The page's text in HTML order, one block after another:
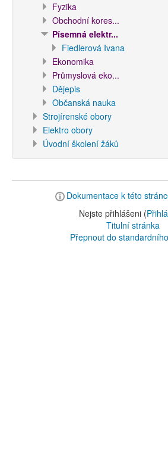
Fyzika
Obchodní kores...
Písemná elektr...
Fiedlerová Ivana
Ekonomika
Průmyslová eko...
Dějepis
Občanská nauka
Strojírenské obory
Elektro obory
Úvodní školení žáků
Dokumentace k této
Nejste přihlášeni (
Titulní stránka
Přepnout do